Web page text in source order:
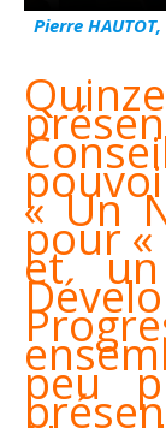
Pierre
Quinze Conseillers
« Un
pour
et
peu